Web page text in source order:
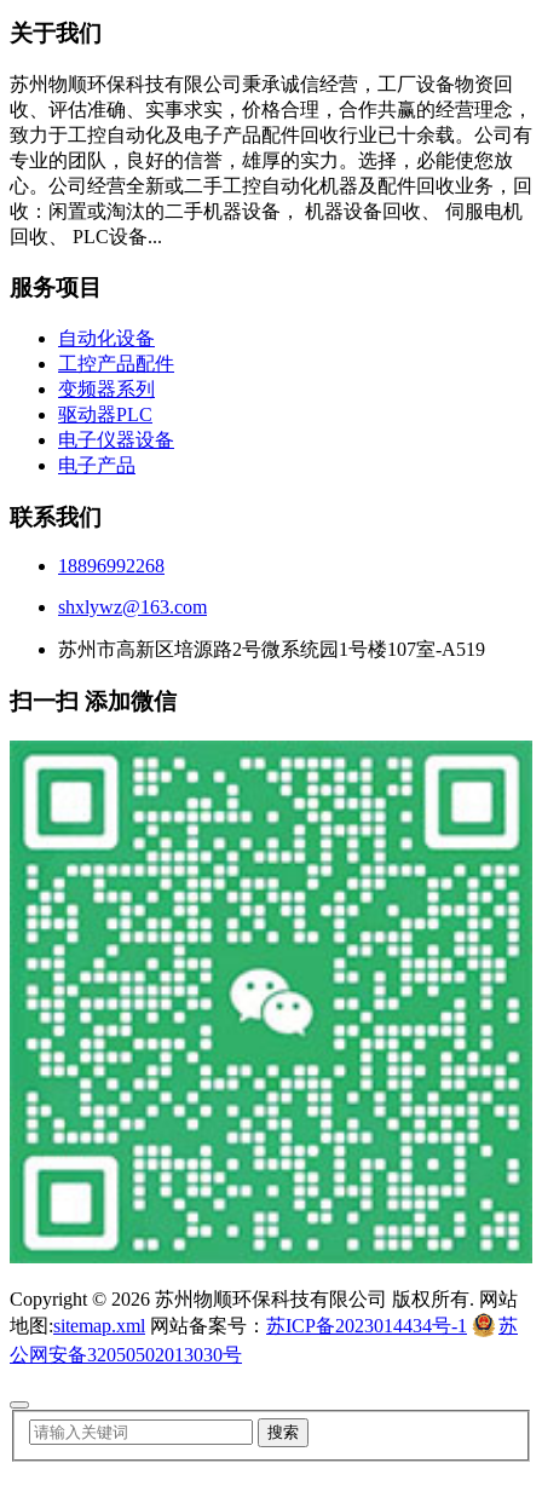
关于我们
苏州物顺环保科技有限公司秉承诚信经营，工厂设备物资回
收、评估准确、实事求实，价格合理，合作共赢的经营理念，
致力于工控自动化及电子产品配件回收行业已十余载。公司有
专业的团队，良好的信誉，雄厚的实力。选择，必能使您放
心。公司经营全新或二手工控自动化机器及配件回收业务，回
收：闲置或淘汰的二手机器设备， 机器设备回收、 伺服电机
回收、 PLC设备...
服务项目
自动化设备
工控产品配件
变频器系列
驱动器PLC
电子仪器设备
电子产品
联系我们
18896992268
shxlywz@163.com
苏州市高新区培源路2号微系统园1号楼107室-A519
扫一扫 添加微信
Copyright © 2026 苏州物顺环保科技有限公司 版权所有. 网站
地图:sitemap.xml 网站备案号： 苏ICP备2023014434号-1
苏
公网安备32050502013030号